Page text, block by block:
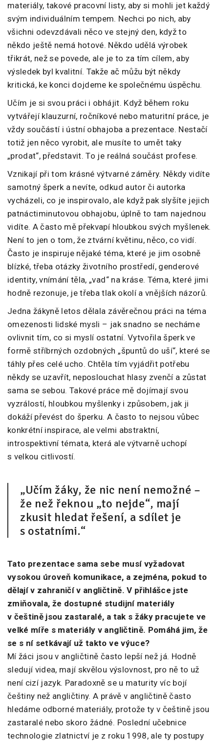
materiály, takové pracovní listy, aby si mohli jet každý
svým individuálním tempem. Nechci po nich, aby
všichni odevzdávali něco ve stejný den, když to
někdo ještě nemá hotové. Někdo udělá výrobek
třikrát, než se povede, ale je to za tím cílem, aby
výsledek byl kvalitní. Takže ač můžu být někdy
kritická, ke konci dojdeme ke společnému úspěchu.
Učím je si svou práci i obhájit. Když během roku
vytvářejí klauzurní, ročníkové nebo maturitní práce, je
vždy součástí i ústní obhajoba a prezentace. Nestačí
totiž jen něco vyrobit, ale musíte to umět taky
„prodat“, představit. To je reálná součást profese.
Vznikají při tom krásné výtvarné záměry. Někdy vidíte
samotný šperk a nevíte, odkud autor či autorka
vycházeli, co je inspirovalo, ale když pak slyšíte jejich
patnáctiminutovou obhajobu, úplně to tam najednou
vidíte. A často mě překvapí hloubkou svých myšlenek.
Není to jen o tom, že ztvární květinu, něco, co vidí.
Často je inspiruje nějaké téma, které je jim osobně
blízké, třeba otázky životního prostředí, genderové
identity, vnímání těla, „vad“ na kráse. Téma, které jimi
hodně rezonuje, je třeba tlak okolí a vnějších názorů.
Jedna žákyně letos dělala závěrečnou práci na téma
omezenosti lidské mysli – jak snadno se necháme
ovlivnit tím, co si myslí ostatní. Vytvořila šperk ve
formě stříbrných ozdobných „špuntů do uší“, které se
táhly přes celé ucho. Chtěla tím vyjádřit potřebu
někdy se uzavřít, neposlouchat hlasy zvenčí a zůstat
sama se sebou. Takové práce mě dojímají svou
vyzrálostí, hloubkou myšlenky i způsobem, jak ji
dokáží převést do šperku. A často to nejsou vůbec
konkrétní inspirace, ale velmi abstraktní,
introspektivní témata, která ale výtvarně uchopí
s velkou citlivostí.
„Učím žáky, že nic není nemožné –
že než řeknou „to nejde“, mají
zkusit hledat řešení, a sdílet je
s ostatními.“
Tato prezentace sama sebe musí vyžadovat
vysokou úroveň komunikace, a zejména, pokud to
dělají v zahraničí v angličtině. V přihlášce jste
zmiňovala, že dostupné studijní materiály
v češtině jsou zastaralé, a tak s žáky pracujete ve
velké míře s materiály v angličtině. Pomáhá jim, že
se s ní setkávají už takto ve výuce?
Mí žáci jsou v angličtině často lepší než já. Hodně
sledují videa, mají skvělou výslovnost, pro ně to už
není cizí jazyk. Paradoxně se u maturity víc bojí
češtiny než angličtiny. A právě v angličtině často
hledáme odborné materiály, protože ty v češtině jsou
zastaralé nebo skoro žádné. Poslední učebnice
technologie zlatnictví je z roku 1998, ale ty postupy